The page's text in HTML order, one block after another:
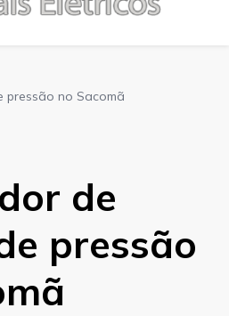
no Sacomã
de
pressão